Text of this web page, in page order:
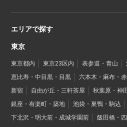
エリアで探す
東京
東京都内 東京23区内 表参道・青山
恵比寿・中目黒・目黒
六本木・麻布・
新宿
自由が丘・三軒茶屋
秋葉原・神
銀座・有楽町・築地
池袋・巣鴨・駒込
下北沢・明大前・成城学園前
飯田橋・